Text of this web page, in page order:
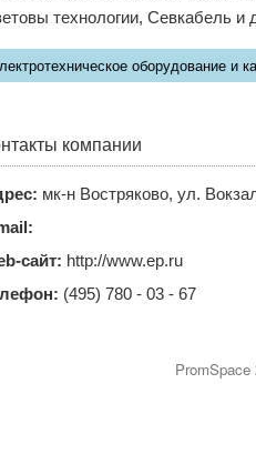
технологии, Севкабель и
оборудование и
компании
мк-н Востряково, ул.
сайт: http://www.ep.ru
(495) 780 - 03 - 67
PromSpace